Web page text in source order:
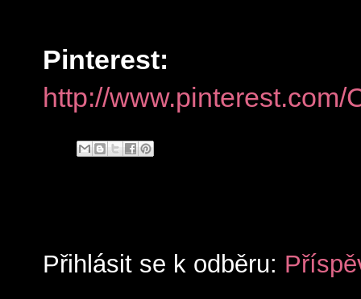
Pinterest:
http://www.pinterest.com/
Přihlásit se k odběru: